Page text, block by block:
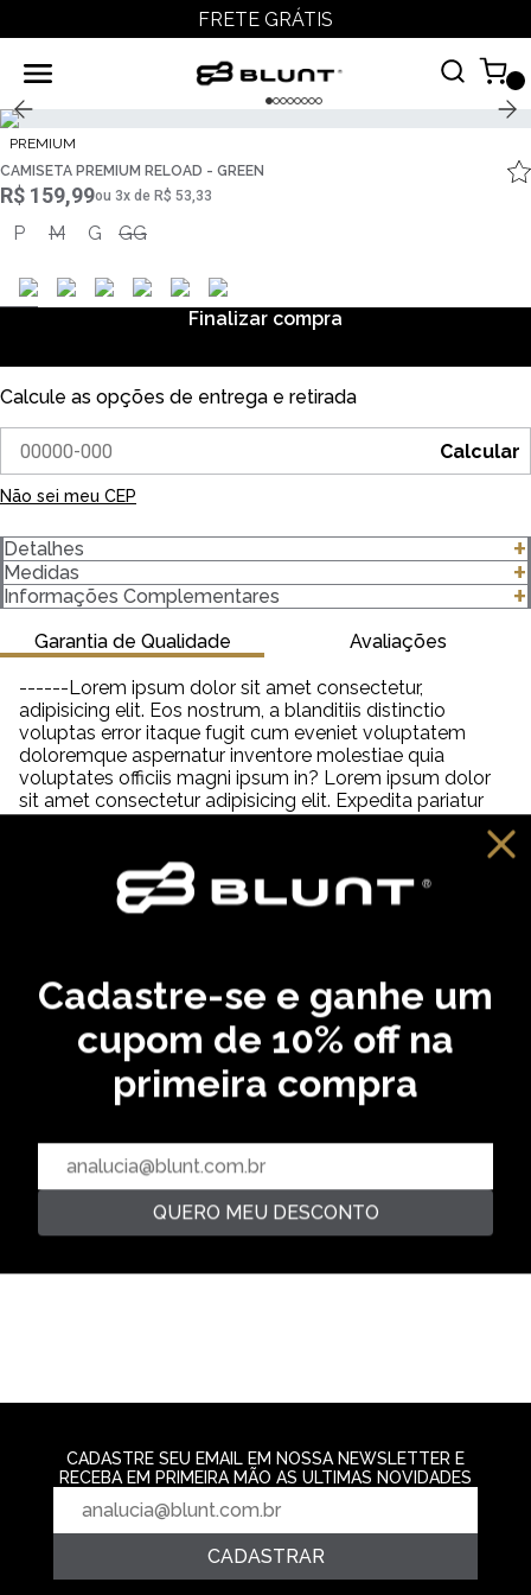
FRETE GRÁTIS
PREMIUM
CAMISETA PREMIUM RELOAD - GREEN
R$ 159,99ou 3x de R$ 53,33
P M G GG
Finalizar compra
Calcule as opções de entrega e retirada
Calcular
Não sei meu CEP
Detalhes
-Modelagem Premium
-100% algodão
-Gola canelada 3 Centímetros (cm) 2x1 com Elastano
-Gramatura 220 g/m²
Importante saber:
-As cores podem ter algumas variações de acordo com o
monitor ou dispositivo que está utilizando.
-Em produtos de algodão pode haver encolhimento de 2,5 a
3%.
Medidas
clique para abrir as medidas
Informações Complementares
Garantia de Qualidade
------Lorem ipsum dolor sit amet consectetur,
adipisicing elit. Eos nostrum, a blanditiis distinctio
voluptas error itaque fugit cum eveniet voluptatem
doloremque aspernatur inventore molestiae quia
voluptates officiis magni ipsum in? Lorem ipsum dolor
sit amet consectetur adipisicing elit. Expedita pariatur
non facilis quam nulla quasi numquam distinctio
saepe neque unde labore illum dolor provident. Lorem
ipsum dolor sit amet consectetur adipisicing elit. Aut
distinctio adipisci hic molestiae, amet quibusdam
reprehenderit neque tempora dolore?
Avaliações
VOCÊ PODE GOSTAR
HOMUS
R$ 129,99
2‌x de R$ 64,99
2‌x de R$ 69,99
R$ 129,99
Cadastre-se e ganhe um
cupom de 10% off na
primeira compra
QUERO MEU DESCONTO
CADASTRE SEU EMAIL EM NOSSA NEWSLETTER E
RECEBA EM PRIMEIRA MÃO AS ULTIMAS NOVIDADES
CADASTRAR